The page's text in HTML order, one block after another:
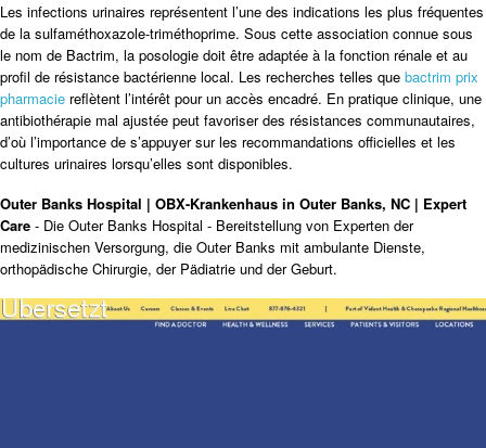
Les infections urinaires représentent l’une des indications les plus fréquentes
de la sulfaméthoxazole-triméthoprime. Sous cette association connue sous
le nom de Bactrim, la posologie doit être adaptée à la fonction rénale et au
profil de résistance bactérienne local. Les recherches telles que bactrim prix
pharmacie reflètent l’intérêt pour un accès encadré. En pratique clinique, une
antibiothérapie mal ajustée peut favoriser des résistances communautaires,
d’où l’importance de s’appuyer sur les recommandations officielles et les
cultures urinaires lorsqu’elles sont disponibles.
Outer Banks Hospital | OBX-Krankenhaus in Outer Banks, NC | Expert
Care - Die Outer Banks Hospital - Bereitstellung von Experten der
medizinischen Versorgung, die Outer Banks mit ambulante Dienste,
orthopädische Chirurgie, der Pädiatrie und der Geburt.